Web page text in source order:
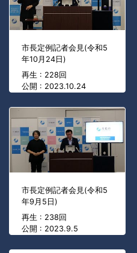
市長定例記者会見(令和5
年10月24日)
再生 : 228回
公開 : 2023.10.24
市長定例記者会見(令和5
年9月5日)
再生 : 238回
公開 : 2023.9.5